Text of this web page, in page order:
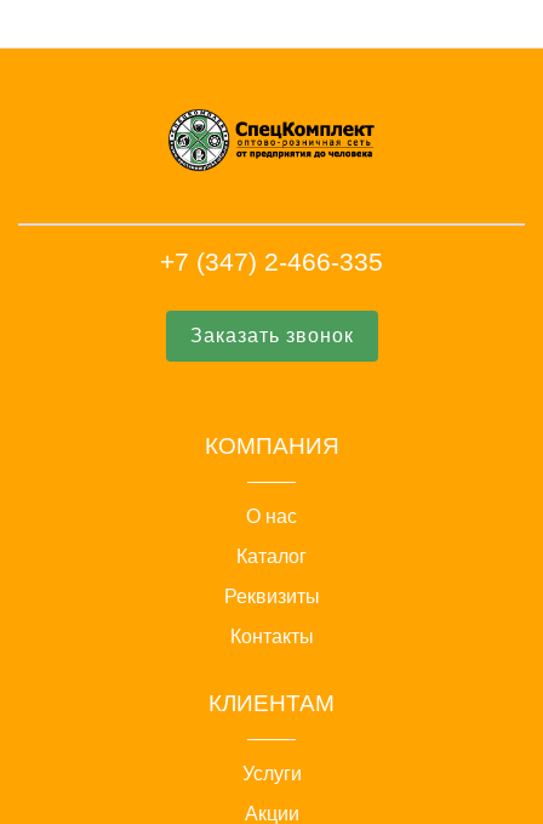
+7 (347) 2-466-335
Заказать звонок
КОМПАНИЯ
О нас
Каталог
Реквизиты
Контакты
КЛИЕНТАМ
Услуги
Акции